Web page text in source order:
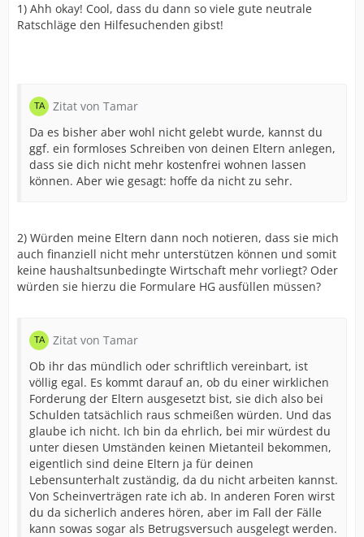
1) Ahh okay! Cool, dass du dann so viele gute neutrale
Ratschläge den Hilfesuchenden gibst!
Zitat von Tamar
Da es bisher aber wohl nicht gelebt wurde, kannst du
ggf. ein formloses Schreiben von deinen Eltern anlegen,
dass sie dich nicht mehr kostenfrei wohnen lassen
können. Aber wie gesagt: hoffe da nicht zu sehr.
2) Würden meine Eltern dann noch notieren, dass sie mich
auch finanziell nicht mehr unterstützen können und somit
keine haushaltsunbedingte Wirtschaft mehr vorliegt? Oder
würden sie hierzu die Formulare HG ausfüllen müssen?
Zitat von Tamar
Ob ihr das mündlich oder schriftlich vereinbart, ist
völlig egal. Es kommt darauf an, ob du einer wirklichen
Forderung der Eltern ausgesetzt bist, sie dich also bei
Schulden tatsächlich raus schmeißen würden. Und das
glaube ich nicht. Ich bin da ehrlich, bei mir würdest du
unter diesen Umständen keinen Mietanteil bekommen,
eigentlich sind deine Eltern ja für deinen
Lebensunterhalt zuständig, da du nicht arbeiten kannst.
Von Scheinverträgen rate ich ab. In anderen Foren wirst
du da sicherlich anderes hören, aber im Fall der Fälle
kann sowas sogar als Betrugsversuch ausgelegt werden.